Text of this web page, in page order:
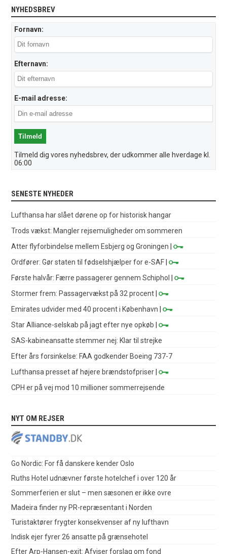
NYHEDSBREV
Fornavn:
Efternavn:
E-mail adresse:
Tilmeld dig vores nyhedsbrev, der udkommer alle hverdage kl.
06:00
SENESTE NYHEDER
Lufthansa har slået dørene op for historisk hangar
Trods vækst: Mangler rejsemuligheder om sommeren
Atter flyforbindelse mellem Esbjerg og Groningen |
Ordfører: Gør staten til fødselshjælper for e-SAF |
Første halvår: Færre passagerer gennem Schiphol
|
Stormer frem: Passagervækst på 32 procent |
Emirates udvider med 40 procent i København |
Star Alliance-selskab på jagt efter nye opkøb |
SAS-kabineansatte stemmer nej: Klar til strejke
Efter års forsinkelse: FAA godkender Boeing 737-7
Lufthansa presset af højere brændstofpriser |
CPH er på vej mod 10 millioner sommerrejsende
NYT OM REJSER
Go Nordic: For få danskere kender Oslo
Ruths Hotel udnævner første hotelchef i over 120 år
Sommerferien er slut – men sæsonen er ikke ovre
Madeira finder ny PR-repræsentant i Norden
Turistaktører frygter konsekvenser af ny lufthavn
Indisk ejer fyrer 26 ansatte på grænsehotel
Efter Arp-Hansen-exit: Afviser forslag om fond